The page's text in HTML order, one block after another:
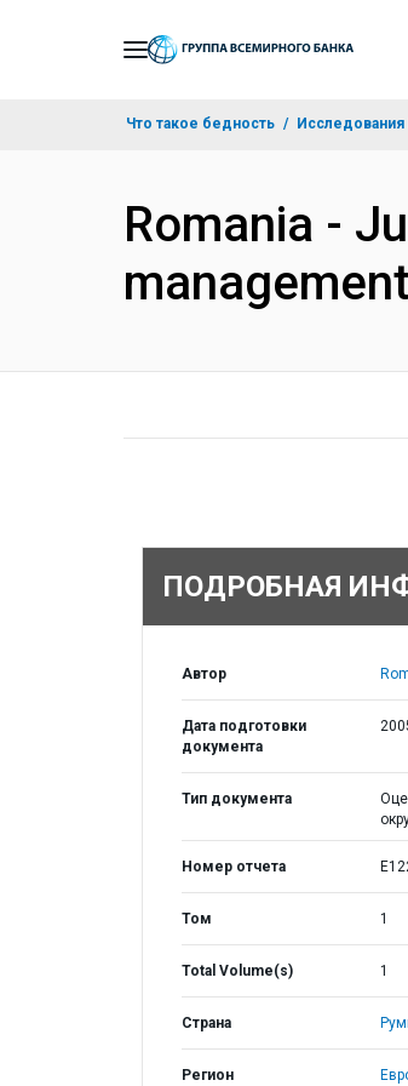
Что такое бедность Исследования
Romania -
ПОДРОБНАЯ
Автор
Дата подготовки
документа
Тип документа
Номер отчета
Том 1
Total Volume(s) 1
Страна
Регион